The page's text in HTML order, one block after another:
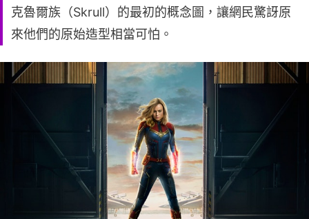
克魯爾族（Skrull）的最初的概念圖，讓網民驚訝原
來他們的原始造型相當可怕。